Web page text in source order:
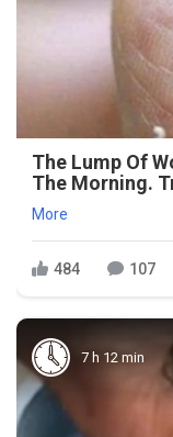
The Lump Of
The Morning.
More
484 107
7 h 12 min